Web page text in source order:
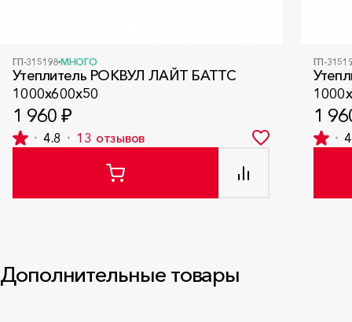
ГП-315198 МНОГО
Утеплитель РОКВУЛ ЛАЙТ БАТТС
1000x600x50
1 960 ₽
4.8 13 отзывов
ГП-
1
Дополнительные товары